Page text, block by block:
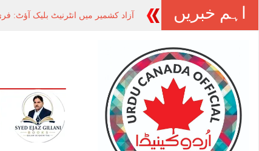
اہم خبریں آزاد کشمیر میں انٹرنیٹ بلیک آؤٹ: